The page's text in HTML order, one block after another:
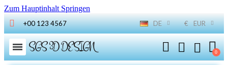
Zum Hauptinhalt Springen
+00 123 4567 DE € EUR
SGS 3D DESIGN